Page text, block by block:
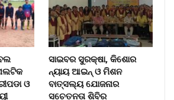
ଓ
ସାଇବର ସୁରକ୍ଷା, କିଶୋର
ନ୍ୟାୟ ଆଇନ୍ ଓ ମିଶନ
ବାତ୍ସଲ୍ୟ ଯୋଜନାର
ସଚେତନତା ଶିବିର